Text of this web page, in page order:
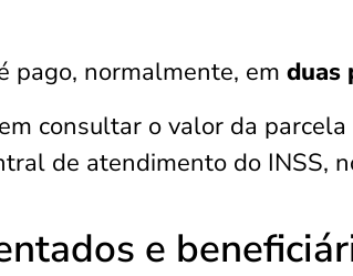
pago, normalmente, em duas
consultar o valor da
de atendimento do INSS,
e